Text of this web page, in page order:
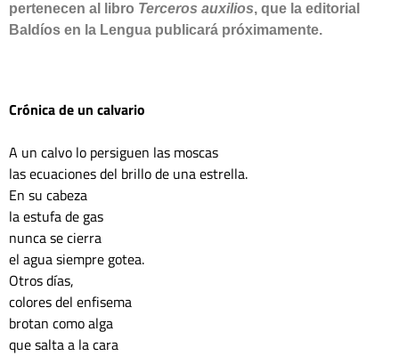
pertenecen al libro Terceros auxilios, que la editorial
Baldíos en la Lengua publicará próximamente.
Crónica de un calvario
A un calvo lo persiguen las moscas
las ecuaciones del brillo de una estrella.
En su cabeza
la estufa de gas
nunca se cierra
el agua siempre gotea.
Otros días,
colores del enfisema
brotan como alga
que salta a la cara